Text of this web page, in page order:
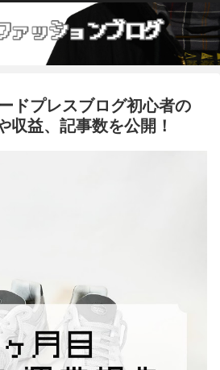
ドプレスブログ初心者の
収益、記事数を公開！